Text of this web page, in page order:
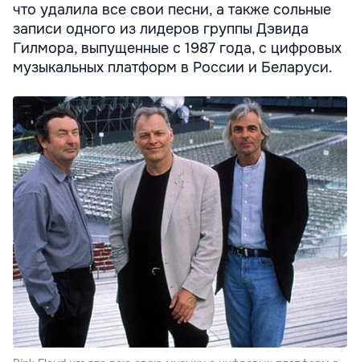
что удалила все свои песни, а также сольные
записи одного из лидеров группы Дэвида
Гилмора, выпущенные с 1987 года, с цифровых
музыкальных платформ в России и Беларуси.